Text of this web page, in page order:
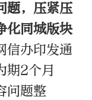
题，压紧压
化同城版块
信办印发通
期2个月
问题整